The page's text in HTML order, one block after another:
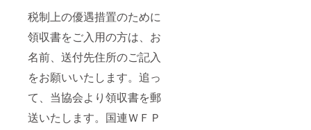
税制上の優遇措置のために
領収書をご入用の方は、お
名前、送付先住所のご記入
をお願いいたします。追っ
て、当協会より領収書を郵
送いたします。国連ＷＦＰ